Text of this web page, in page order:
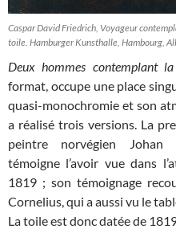
Caspar David Friedrich, Voyageur
toile. Hamburger Kunsthalle, Hambourg,
Deux hommes contemplant
format, occupe une place
quasi-monochromie et son
a réalisé trois versions. La
peintre norvégien Johan
témoigne l’avoir vue dans
1819 ; son témoignage
Cornelius, qui a aussi vu le
La toile est donc datée de